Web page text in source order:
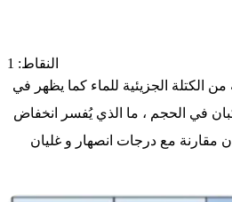
النقاط: 1
من الكتلة الجزيئية للماء كما يظهر في
في الحجم ، ما الذي يُفسر انخفاض
مقارنة مع درجات انصهار و غليان